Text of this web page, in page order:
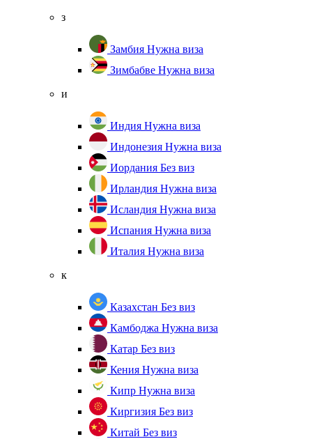
з
Замбия Нужна виза
Зимбабве Нужна виза
и
Индия Нужна виза
Индонезия Нужна виза
Иордания Без виз
Ирландия Нужна виза
Исландия Нужна виза
Испания Нужна виза
Италия Нужна виза
к
Казахстан Без виз
Камбоджа Нужна виза
Катар Без виз
Кения Нужна виза
Кипр Нужна виза
Киргизия Без виз
Китай Без виз